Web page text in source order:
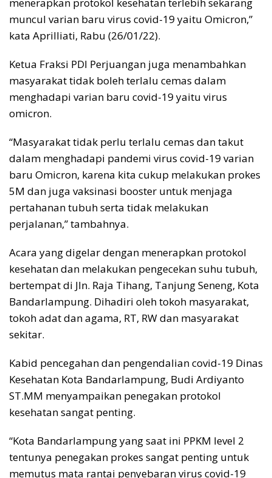
muncul varian baru virus covid-19 yaitu Omicron,”
kata Aprilliati, Rabu (26/01/22).
Ketua Fraksi PDI Perjuangan juga menambahkan
masyarakat tidak boleh terlalu cemas dalam
menghadapi varian baru covid-19 yaitu virus
omicron.
“Masyarakat tidak perlu terlalu cemas dan takut
dalam menghadapi pandemi virus covid-19 varian
baru Omicron, karena kita cukup melakukan prokes
5M dan juga vaksinasi booster untuk menjaga
pertahanan tubuh serta tidak melakukan
perjalanan,” tambahnya.
Acara yang digelar dengan menerapkan protokol
kesehatan dan melakukan pengecekan suhu tubuh,
bertempat di Jln. Raja Tihang, Tanjung Seneng, Kota
Bandarlampung. Dihadiri oleh tokoh masyarakat,
tokoh adat dan agama, RT, RW dan masyarakat
sekitar.
Kabid pencegahan dan pengendalian covid-19 Dinas
Kesehatan Kota Bandarlampung, Budi Ardiyanto
ST.MM menyampaikan penegakan protokol
kesehatan sangat penting.
“Kota Bandarlampung yang saat ini PPKM level 2
tentunya penegakan prokes sangat penting untuk
memutus mata rantai penyebaran virus covid-19